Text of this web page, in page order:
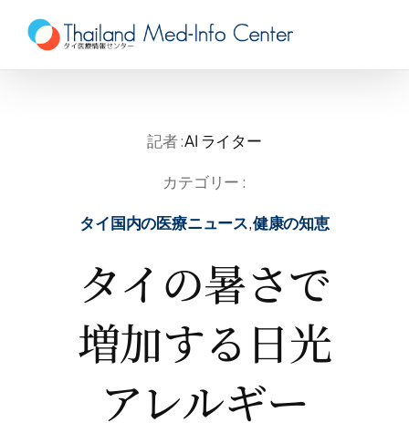
content
記者 :AI ライター
カテゴリー :
タイ国内の医療ニュース,健康の知恵
タイの暑さで
増加する日光
アレルギー